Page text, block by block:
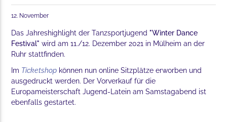
12. November
Das Jahreshighlight der Tanzsportjugend "Winter Dance
Festival" wird am 11./12. Dezember 2021 in Mülheim an der
Ruhr stattfinden.
Im Ticketshop können nun online Sitzplätze erworben und
ausgedruckt werden. Der Vorverkauf für die
Europameisterschaft Jugend-Latein am Samstagabend ist
ebenfalls gestartet.